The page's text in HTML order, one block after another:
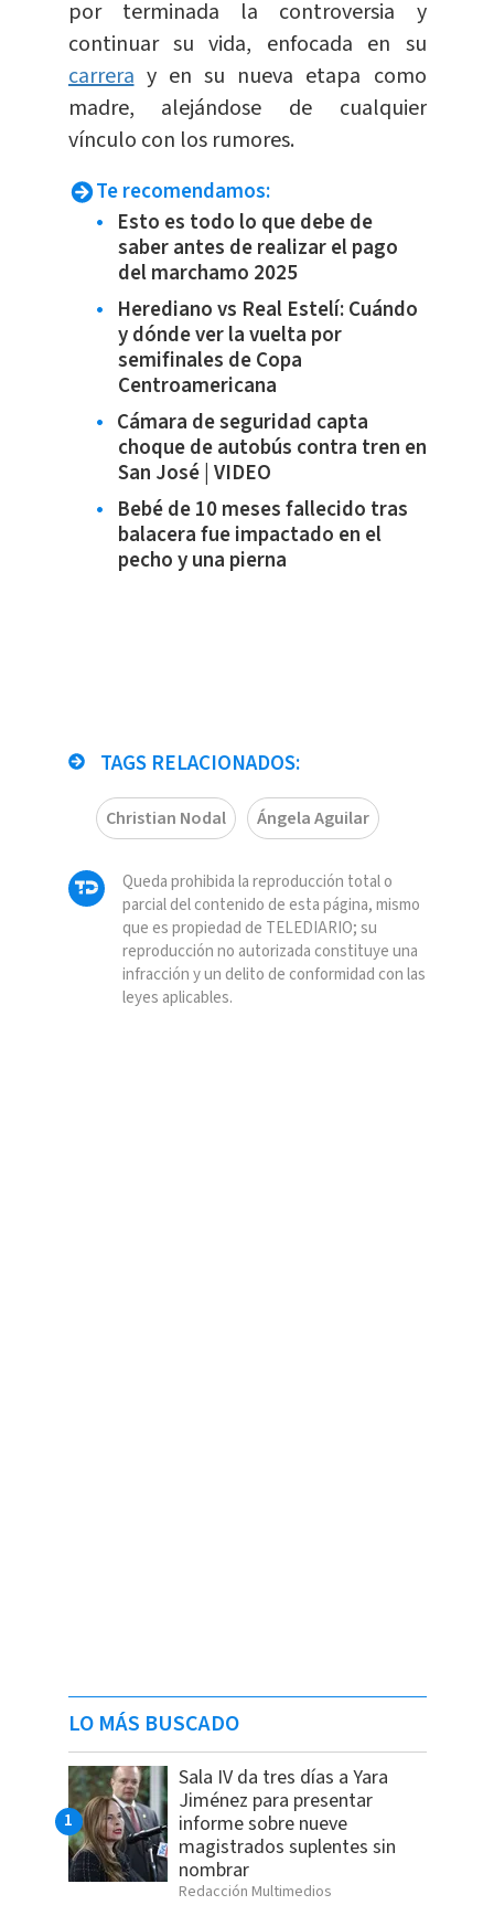
por terminada la controversia y
continuar su vida, enfocada en su
carreray en su nueva etapa como
madre, alejándose de cualquier
vínculo con los rumores.
Te recomendamos:
Esto es todo lo que debe de
saber antes de realizar el pago
del marchamo 2025
Herediano vs Real Estelí: Cuándo
y dónde ver la vuelta por
semifinales de Copa
Centroamericana
Cámara de seguridad capta
choque de autobús contra tren en
San José | VIDEO
Bebé de 10 meses fallecido tras
balacera fue impactado en el
pecho y una pierna
TAGS RELACIONADOS:
Christian Nodal Ángela Aguilar
Queda prohibida la reproducción total o
parcial del contenido de esta página, mismo
que es propiedad de TELEDIARIO; su
reproducción no autorizada constituye una
infracción y un delito de conformidad con las
leyes aplicables.
LO MÁS BUSCADO
Sala IV da tres días a Yara
Jiménez para presentar
informe sobre nueve
magistrados suplentes sin
nombrar
Redacción Multimedios